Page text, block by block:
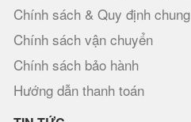
Chính sách & Quy định chung
Chính sách vận chuyển
Chính sách bảo hành
Hướng dẫn thanh toán